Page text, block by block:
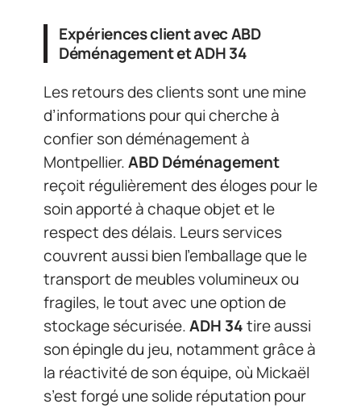
Expériences client avec ABD
Déménagement et ADH 34
Les retours des clients sont une mine
d’informations pour qui cherche à
confier son déménagement à
Montpellier.ABD Déménagement
reçoit régulièrement des éloges pour le
soin apporté à chaque objet et le
respect des délais. Leurs services
couvrent aussi bien l’emballage que le
transport de meubles volumineux ou
fragiles, le tout avec une option de
stockage sécurisée.ADH 34tire aussi
son épingle du jeu, notamment grâce à
la réactivité de son équipe, où Mickaël
s’est forgé une solide réputation pour